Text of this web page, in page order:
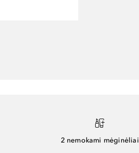
2 nemokami mėginėliai